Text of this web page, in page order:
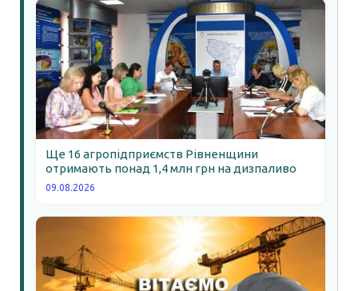
Ще 16 агропідприємств Рівненщини
отримають понад 1,4 млн грн на дизпаливо
09.08.2026